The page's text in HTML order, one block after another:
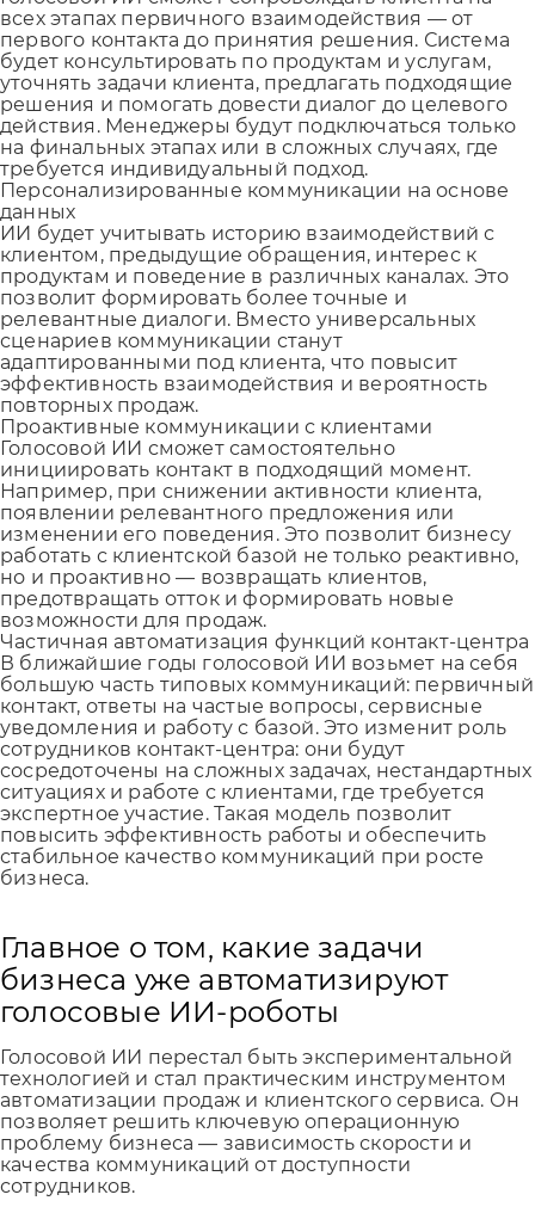
всех этапах первичного взаимодействия — от
первого контакта до принятия решения. Система
будет консультировать по продуктам и услугам,
уточнять задачи клиента, предлагать подходящие
решения и помогать довести диалог до целевого
действия. Менеджеры будут подключаться только
на финальных этапах или в сложных случаях, где
требуется индивидуальный подход.
Персонализированные коммуникации на основе
данных
ИИ будет учитывать историю взаимодействий с
клиентом, предыдущие обращения, интерес к
продуктам и поведение в различных каналах. Это
позволит формировать более точные и
релевантные диалоги. Вместо универсальных
сценариев коммуникации станут
адаптированными под клиента, что повысит
эффективность взаимодействия и вероятность
повторных продаж.
Проактивные коммуникации с клиентами
Голосовой ИИ сможет самостоятельно
инициировать контакт в подходящий момент.
Например, при снижении активности клиента,
появлении релевантного предложения или
изменении его поведения. Это позволит бизнесу
работать с клиентской базой не только реактивно,
но и проактивно — возвращать клиентов,
предотвращать отток и формировать новые
возможности для продаж.
Частичная автоматизация функций контакт-центра
В ближайшие годы голосовой ИИ возьмет на себя
большую часть типовых коммуникаций: первичный
контакт, ответы на частые вопросы, сервисные
уведомления и работу с базой. Это изменит роль
сотрудников контакт-центра: они будут
сосредоточены на сложных задачах, нестандартных
ситуациях и работе с клиентами, где требуется
экспертное участие. Такая модель позволит
повысить эффективность работы и обеспечить
стабильное качество коммуникаций при росте
бизнеса.
Главное о том, какие задачи
бизнеса уже автоматизируют
голосовые ИИ-роботы
Голосовой ИИ перестал быть экспериментальной
технологией и стал практическим инструментом
автоматизации продаж и клиентского сервиса. Он
позволяет решить ключевую операционную
проблему бизнеса — зависимость скорости и
качества коммуникаций от доступности
сотрудников.